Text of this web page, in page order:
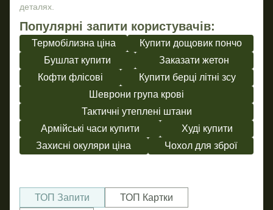
деталях.
Популярні запити користувачів:
Термобілизна ціна
Купити дощовик пончо
Бушлат купити
Заказати жетон
Кофти флісові
Купити берці літні зсу
Шеврони група крові
Тактичні утеплені штани
Армійські часи купити
Худі купити
Захисні окуляри ціна
Чохол для зброї
ТОП Запити
ТОП Картки